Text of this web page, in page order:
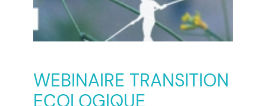
WEBINAIRE TRANSITION
ECOLOGIQUE